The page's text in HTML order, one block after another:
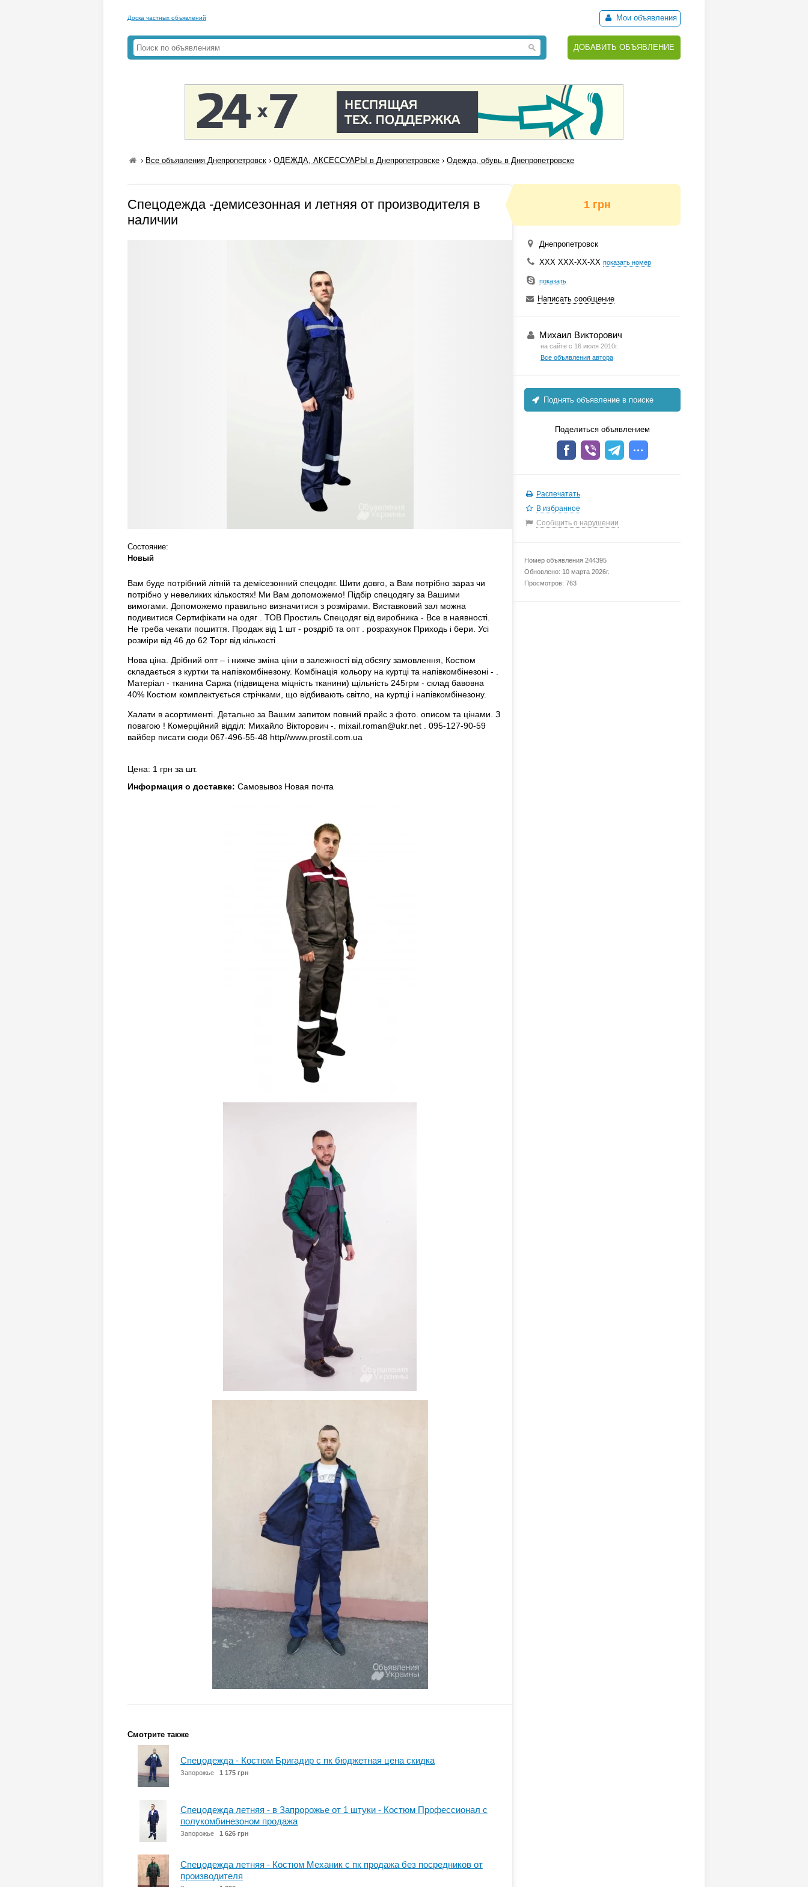
Доска частных объявлений Мои объявления
ДОБАВИТЬ ОБЪЯВЛЕНИЕ
› Все объявления Днепропетровск ›ОДЕЖДА, АКСЕССУАРЫ в Днепропетровске ›Одежда, обувь в Днепропетровске
Спецодежда -демисезонная и летняя от производителя в
наличии
Состояние:
Новый
Вам буде потрібний літній та демісезонний спецодяг. Шити довго, а Вам потрібно зараз чи
потрібно у невеликих кількостях! Ми Вам допоможемо! Підбір спецодягу за Вашими
вимогами. Допоможемо правильно визначитися з розмірами. Виставковий зал можна
подивитися Сертифікати на одяг . ТОВ Простиль Спецодяг від виробника - Все в наявності.
Не треба чекати пошиття. Продаж від 1 шт - роздріб та опт . розрахунок Приходь і бери. Усі
розміри від 46 до 62 Торг від кількості
Нова ціна. Дрібний опт – і нижче зміна ціни в залежності від обсягу замовлення, Костюм
складається з куртки та напівкомбінезону. Комбінація кольору на куртці та напівкомбінезоні - .
Матеріал - тканина Саржа (підвищена міцність тканини) щільність 245грм - склад бавовна
40% Костюм комплектується стрічками, що відбивають світло, на куртці і напівкомбінезону.
Халати в асортименті. Детально за Вашим запитом повний прайс з фото. описом та цінами. З
повагою ! Комерційний відділ: Михайло Вікторович -. mixail.roman@ukr.net . 095-127-90-59
вайбер писати сюди 067-496-55-48 http//www.prostil.com.ua
Цена: 1 грн за шт.
Информация о доставке: Самовывоз Новая почта
Смотрите также
Спецодежда - Костюм Бригадир с пк бюджетная цена скидка
Запорожье 1 175 грн
Спецодежда летняя - в Запророжье от 1 штуки - Костюм Профессионал с
полукомбинезоном продажа
Запорожье 1 626 грн
Спецодежда летняя - Костюм Механик с пк продажа без посредников от
производителя
1 грн
Днепропетровск
ХХХ ХХХ-ХХ-ХХ показать номер
показать
Написать сообщение
Михаил Викторович
на сайте с 16 июля 2010г.
Все объявления автора
Поднять объявление в поиске
Поделиться объявлением
Распечатать
В избранное
Сообщить о нарушении
Номер объявления 244395
Обновлено: 10 марта 2026г.
Просмотров: 763